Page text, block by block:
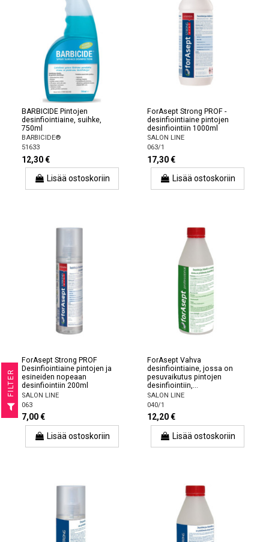
BARBICIDE Pintojen
desinfiointiaine, suihke,
750ml
BARBICIDE®
51633
12,30 €
Lisää ostoskoriin
ForAsept Strong PROF -
desinfiointiaine pintojen
desinfiointiin 1000ml
SALON LINE
063/1
17,30 €
Lisää ostoskoriin
ForAsept Strong PROF
Desinfiointiaine pintojen ja
esineiden nopeaan
desinfiointiin 200ml
SALON LINE
063
7,00 €
Lisää ostoskoriin
ForAsept Vahva
desinfiointiaine, jossa on
pesuvaikutus pintojen
desinfiointiin,...
SALON LINE
040/1
12,20 €
Lisää ostoskoriin
R